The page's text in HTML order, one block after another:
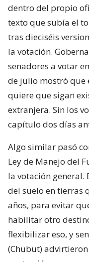
dentro del propio
texto que subía el
tras dieciséis
la votación.
senadores a votar
de julio mostró que
quiere que sigan
extranjera. Sin los
capítulo dos días
Algo similar pasó
Ley de Manejo del
la votación general.
del suelo en tierras
años, para evitar
habilitar otro
flexibilizar eso, y
(Chubut)